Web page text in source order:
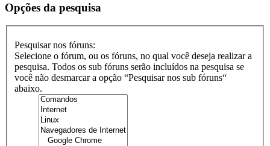
Opções da pesquisa
Pesquisar nos fóruns:
Selecione o fórum, ou os fóruns, no qual você deseja realizar a
pesquisa. Todos os sub fóruns serão incluídos na pesquisa se
você não desmarcar a opção “Pesquisar nos sub fóruns“
abaixo.